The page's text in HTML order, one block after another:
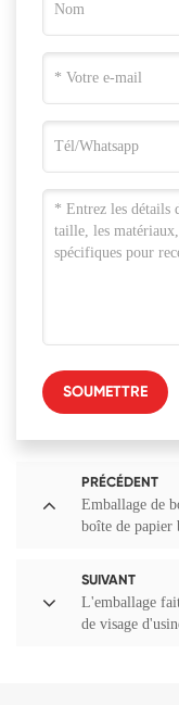
SOUMETTRE
PRÉCÉDENT
Emballage de
boîte de papier
SUIVANT
L'emballage
de visage